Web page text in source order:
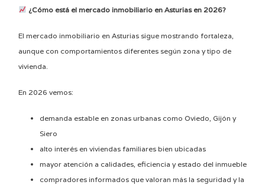
¿Cómo está el mercado inmobiliario en Asturias en 2026?
El mercado inmobiliario en Asturias sigue mostrando fortaleza,
aunque con comportamientos diferentes según zona y tipo de
vivienda.
En 2026 vemos:
demanda estable en zonas urbanas como Oviedo, Gijón y
Siero
alto interés en viviendas familiares bien ubicadas
mayor atención a calidades, eficiencia y estado del inmueble
compradores informados que valoran más la seguridad y la